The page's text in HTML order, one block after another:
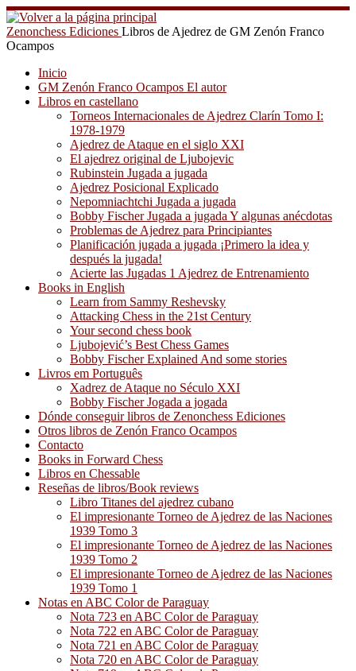
Saltar
al
contenido
Zenonchess Ediciones Libros de Ajedrez de GM Zenón Franco
Ocampos
Inicio
GM Zenón Franco Ocampos El autor
Libros en castellano
Torneos Internacionales de Ajedrez Clarín Tomo I:
1978-1979
Ajedrez de Ataque en el siglo XXI
El ajedrez original de Ljubojevic
Rubinstein Jugada a jugada
Ajedrez Posicional Explicado
Nepomniachtchi Jugada a jugada
Bobby Fischer Jugada a jugada Y algunas anécdotas
Problemas de Ajedrez para Principiantes
Planificación jugada a jugada ¡Primero la idea y
después la jugada!
Acierte las Jugadas 1 Ajedrez de Entrenamiento
Books in English
Learn from Sammy Reshevsky
Attacking Chess in the 21st Century
Your second chess book
Ljubojević’s Best Chess Games
Bobby Fischer Explained And some stories
Livros em Português
Xadrez de Ataque no Século XXI
Bobby Fischer Jogada a jogada
Dónde conseguir libros de Zenonchess Ediciones
Otros libros de Zenón Franco Ocampos
Contacto
Books in Forward Chess
Libros en Chessable
Reseñas de libros/Book reviews
Libro Titanes del ajedrez cubano
El impresionante Torneo de Ajedrez de las Naciones
1939 Tomo 3
El impresionante Torneo de Ajedrez de las Naciones
1939 Tomo 2
El impresionante Torneo de Ajedrez de las Naciones
1939 Tomo 1
Notas en ABC Color de Paraguay
Nota 723 en ABC Color de Paraguay
Nota 722 en ABC Color de Paraguay
Nota 721 en ABC Color de Paraguay
Nota 720 en ABC Color de Paraguay